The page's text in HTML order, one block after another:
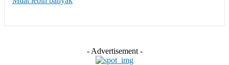
- Advertisement -